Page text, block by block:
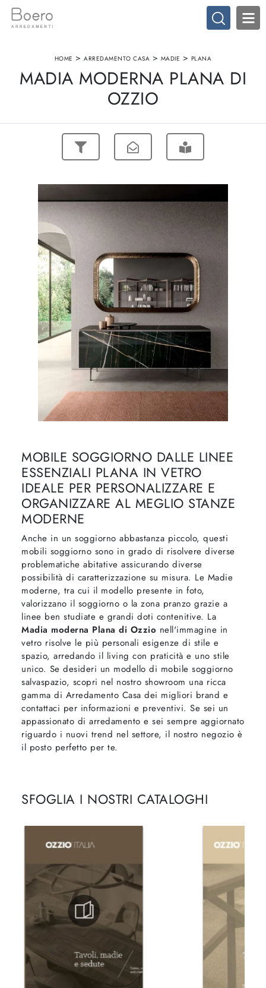
HOME >ARREDAMENTO CASA > MADIE > PLANA
MADIA MODERNA PLANA DI
OZZIO
MOBILE SOGGIORNO DALLE LINEE
ESSENZIALI PLANA IN VETRO
IDEALE PER PERSONALIZZARE E
ORGANIZZARE AL MEGLIO STANZE
MODERNE
Anche in un soggiorno abbastanza piccolo, questi
mobili soggiorno sono in grado di risolvere diverse
problematiche abitative assicurando diverse
possibilità di caratterizzazione su misura. Le Madie
moderne, tra cui il modello presente in foto,
valorizzano il soggiorno o la zona pranzo grazie a
linee ben studiate e grandi doti contenitive. La
Madia moderna Plana di Ozzio nell'immagine in
vetro risolve le più personali esigenze di stile e
spazio, arredando il living con praticità e uno stile
unico. Se desideri un modello di mobile soggiorno
salvaspazio, scopri nel nostro showroom una ricca
gamma di Arredamento Casa dei migliori brand e
contattaci per informazioni e preventivi. Se sei un
appassionato di arredamento e sei sempre aggiornato
riguardo i nuovi trend nel settore, il nostro negozio è
il posto perfetto per te.
SFOGLIA I NOSTRI CATALOGHI